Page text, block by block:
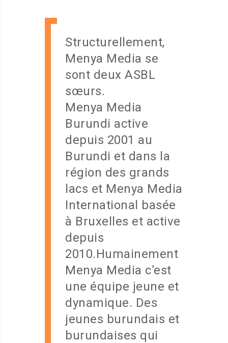
Structurellement,
Menya Media se
sont deux ASBL
sœurs.
Menya Media
Burundi active
depuis 2001 au
Burundi et dans la
région des grands
lacs et Menya Media
International basée
à Bruxelles et active
depuis
2010.Humainement
Menya Media c’est
une équipe jeune et
dynamique. Des
jeunes burundais et
burundaises qui